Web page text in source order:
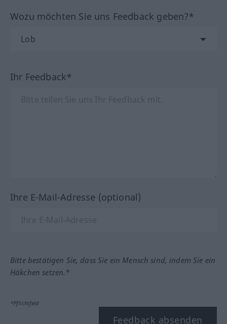
Wozu möchten Sie uns Feedback geben?*
Ihr Feedback*
Ihre E-Mail-Adresse (optional)
Bitte bestätigen Sie, dass Sie ein Mensch sind, indem Sie ein
Häkchen setzen.*
*Pflichtfeld
Feedback absenden